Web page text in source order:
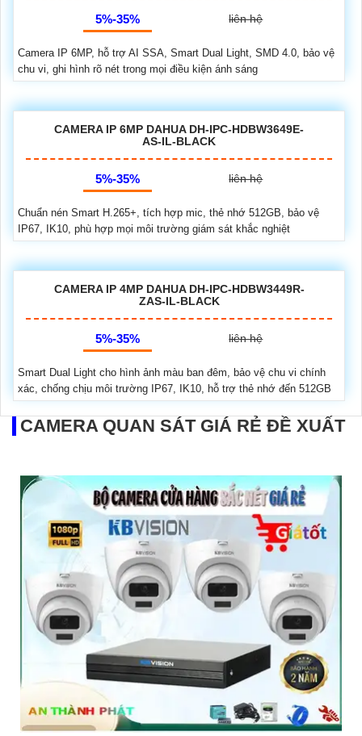
5%-35% liên hệ
Camera IP 6MP, hỗ trợ AI SSA, Smart Dual Light, SMD 4.0, bảo vệ
chu vi, ghi hình rõ nét trong mọi điều kiện ánh sáng
CAMERA IP 6MP DAHUA DH-IPC-HDBW3649E-
AS-IL-BLACK
5%-35% liên hệ
Chuẩn nén Smart H.265+, tích hợp mic, thẻ nhớ 512GB, bảo vệ
IP67, IK10, phù hợp mọi môi trường giám sát khắc nghiệt
CAMERA IP 4MP DAHUA DH-IPC-HDBW3449R-
ZAS-IL-BLACK
5%-35% liên hệ
Smart Dual Light cho hình ảnh màu ban đêm, bảo vệ chu vi chính
xác, chống chịu môi trường IP67, IK10, hỗ trợ thẻ nhớ đến 512GB
CAMERA QUAN SÁT GIÁ RẺ ĐỀ XUẤT